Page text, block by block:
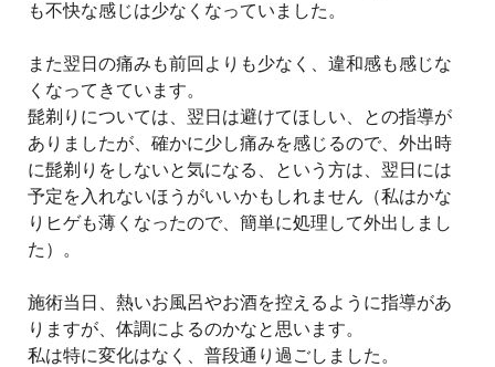
も不快な感じは少なくなっていました。
また翌日の痛みも前回よりも少なく、違和感も感じな
くなってきています。
髭剃りについては、翌日は避けてほしい、との指導が
ありましたが、確かに少し痛みを感じるので、外出時
に髭剃りをしないと気になる、という方は、翌日には
予定を入れないほうがいいかもしれません（私はかな
りヒゲも薄くなったので、簡単に処理して外出しまし
た）。
施術当日、熱いお風呂やお酒を控えるように指導があ
りますが、体調によるのかなと思います。
私は特に変化はなく、普段通り過ごしました。